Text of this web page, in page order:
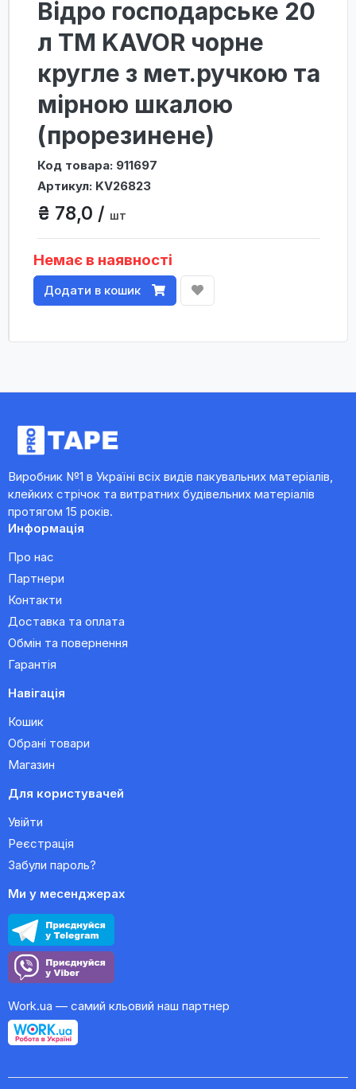
Відро господарське 20
л TM KAVOR чорне
кругле з мет.ручкою та
мірною шкалою
(прорезинене)
Код товара: 911697
Артикул: KV26823
₴ 78,0 / шт
Немає в наявності
Додати в кошик
Виробник №1 в Україні всіх видів пакувальних матеріалів,
клейких стрічок та витратних будівельних матеріалів
протягом 15 років.
Информація
Про нас
Партнери
Контакти
Доставка та оплата
Обмін та повернення
Гарантія
Навігація
Кошик
Обрані товари
Магазин
Для користувачей
Увійти
Реєстрація
Забули пароль?
Ми у месенджерах
Work.ua — самий кльовий наш партнер